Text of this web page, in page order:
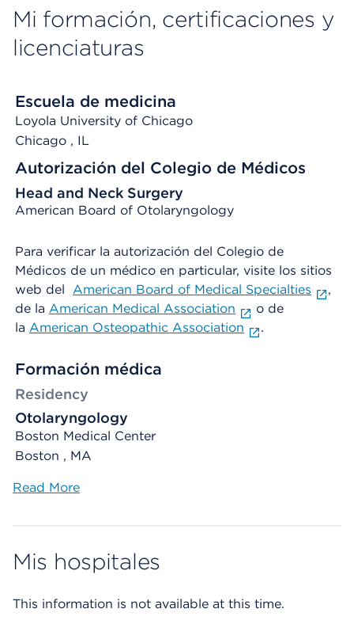
Mi formación, certificaciones y
licenciaturas
Escuela de medicina
Loyola University of Chicago
Chicago , IL
Autorización del Colegio de Médicos
Head and Neck Surgery
American Board of Otolaryngology
Para verificar la autorización del Colegio de
Médicos de un médico en particular, visite los sitios
web del American Board of Medical Specialties
,
de la American Medical Association
o de
la American Osteopathic Association .
Formación médica
Residency
Otolaryngology
Boston Medical Center
Boston , MA
Read More
Mis hospitales
This information is not available at this time.